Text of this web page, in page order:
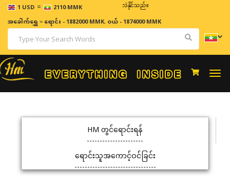
1 USD = 2110 MMK
ဈေးနှုန်းများသည် အချိန်နှင့် အမျှပြောင်းလဲနိုင်သည်။
အခေါက်ရွှေ=ရောင်း - 1882000 MMK, ဝယ် - 1874000 MMK
HM တွင်ရောင်းရန်
ရောင်းသူအကောင့်ဝင်ခြင်း